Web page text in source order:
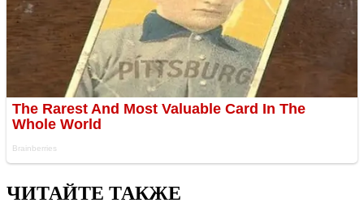
ЧИТАЙТЕ ТАКЖЕ